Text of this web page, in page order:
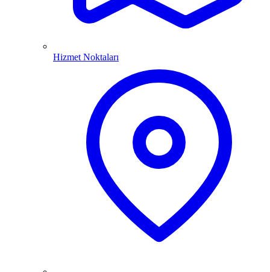
Hizmet Noktaları